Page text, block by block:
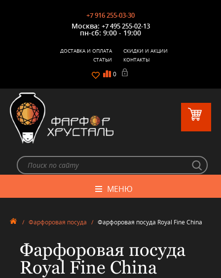
+7 916 255-03-30
Москва: +7 495 255-02-13
пн-сб: 9:00 - 19:00
0
ДОСТАВКА И ОПЛАТА
СКИДКИ И АКЦИИ
СТАТЬИ
КОНТАКТЫ
МЕНЮ
/ Фарфоровая посуда / Фарфоровая посуда Royal Fine China
Фарфоровая посуда
Royal Fine China